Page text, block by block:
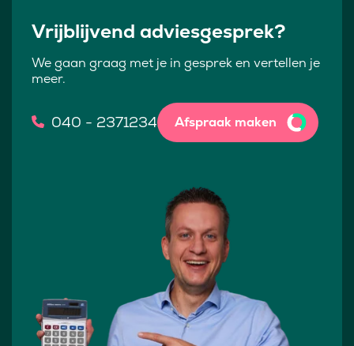
Vrijblijvend adviesgesprek?
We gaan graag met je in gesprek en vertellen je
meer.
040 - 2371234 Afspraak maken